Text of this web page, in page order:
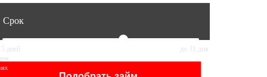
Срок
5 дней до 31 дня